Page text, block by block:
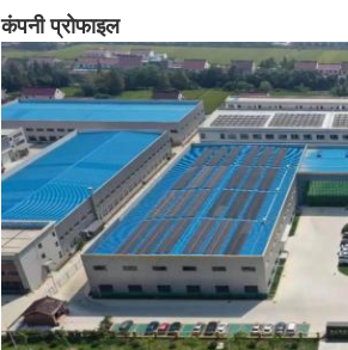
कंपनी प्रोफाइल